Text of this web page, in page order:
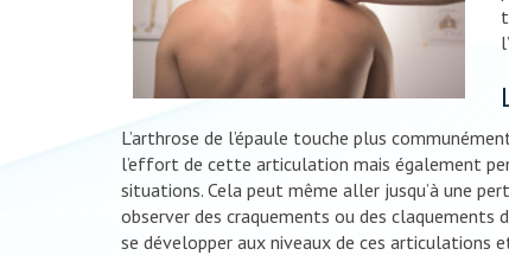
l’
L’arthrose de l’épaule touche plus
l’effort de cette articulation mais également
situations. Cela peut même aller jusqu’à une
observer des craquements ou des claquements
se développer aux niveaux de ces articulations